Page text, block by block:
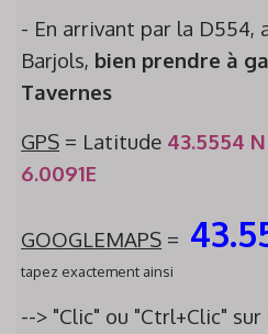
- En arrivant par la D554,
Barjols, bien prendre à
Tavernes
GPS = Latitude 43.5554 N
6.0091E
GOOGLEMAPS =
tapez exactement ainsi
--> "Clic" ou "Ctrl+Clic" sur